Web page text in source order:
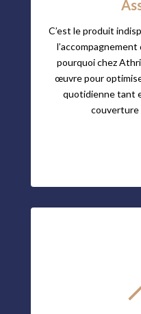
C’est le produit
pourquoi chez
œuvre pour
quotidienne tant
couverture